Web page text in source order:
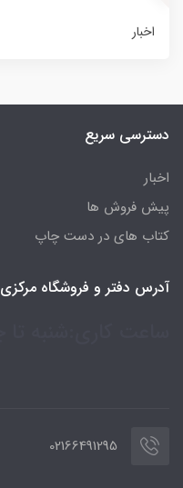
اخبار
دسترسی سریع
اخبار
پیش فروش ها
کتاب های در دست چاپ
آدرس دفتر و فروشگاه مرکزی
02166491295